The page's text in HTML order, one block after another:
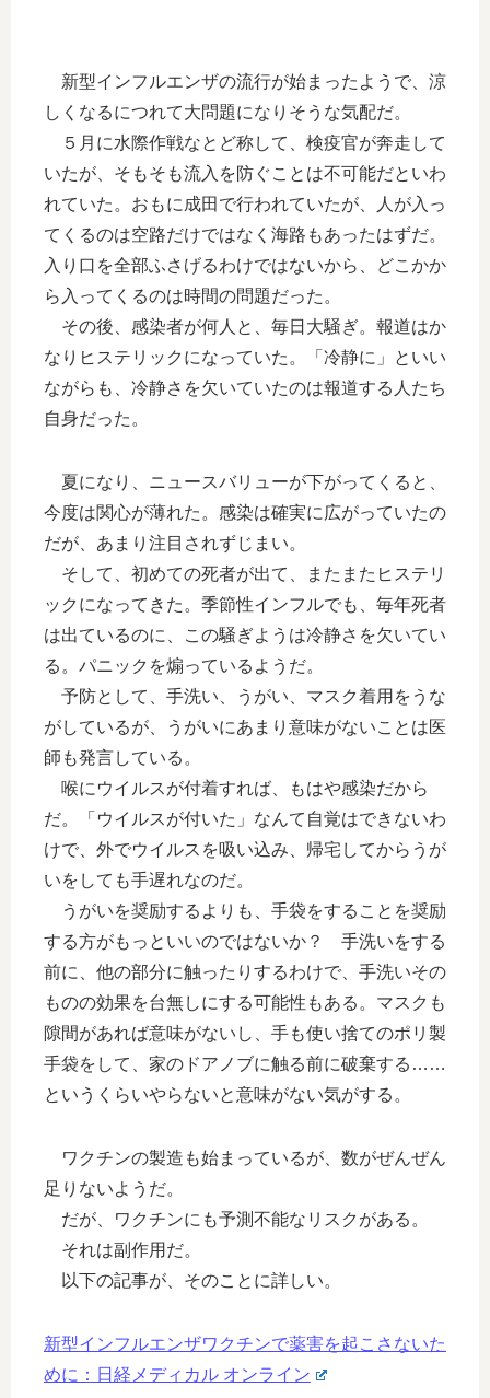
新型インフルエンザの流行が始まったようで、涼
しくなるにつれて大問題になりそうな気配だ。
５月に水際作戦なとど称して、検疫官が奔走して
いたが、そもそも流入を防ぐことは不可能だといわ
れていた。おもに成田で行われていたが、人が入っ
てくるのは空路だけではなく海路もあったはずだ。
入り口を全部ふさげるわけではないから、どこかか
ら入ってくるのは時間の問題だった。
その後、感染者が何人と、毎日大騒ぎ。報道はか
なりヒステリックになっていた。「冷静に」といい
ながらも、冷静さを欠いていたのは報道する人たち
自身だった。
夏になり、ニュースバリューが下がってくると、
今度は関心が薄れた。感染は確実に広がっていたの
だが、あまり注目されずじまい。
そして、初めての死者が出て、またまたヒステリ
ックになってきた。季節性インフルでも、毎年死者
は出ているのに、この騒ぎようは冷静さを欠いてい
る。パニックを煽っているようだ。
予防として、手洗い、うがい、マスク着用をうな
がしているが、うがいにあまり意味がないことは医
師も発言している。
喉にウイルスが付着すれば、もはや感染だから
だ。「ウイルスが付いた」なんて自覚はできないわ
けで、外でウイルスを吸い込み、帰宅してからうが
いをしても手遅れなのだ。
うがいを奨励するよりも、手袋をすることを奨励
する方がもっといいのではないか？ 手洗いをする
前に、他の部分に触ったりするわけで、手洗いその
ものの効果を台無しにする可能性もある。マスクも
隙間があれば意味がないし、手も使い捨てのポリ製
手袋をして、家のドアノブに触る前に破棄する……
というくらいやらないと意味がない気がする。
ワクチンの製造も始まっているが、数がぜんぜん
足りないようだ。
だが、ワクチンにも予測不能なリスクがある。
それは副作用だ。
以下の記事が、そのことに詳しい。
新型インフルエンザワクチンで薬害を起こさないた
めに：日経メディカル オンライン